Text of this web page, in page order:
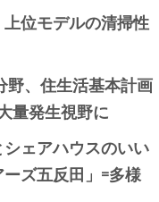
位モデルの清掃性
野、住生活基本計画
量発生視野に
ェアハウスのいい
ズ五反田」=多様